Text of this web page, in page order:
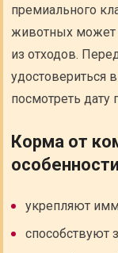
премиального
животных может
из отходов.
удостовериться
посмотреть дату
Корма от
особенности
укрепляют
способствуют